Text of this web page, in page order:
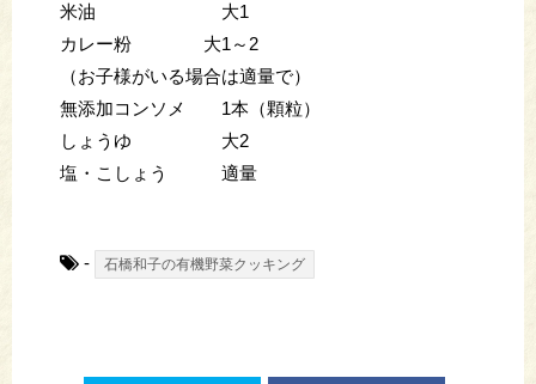
米油 大1
カレー粉 大1～2
（お子様がいる場合は適量で）
無添加コンソメ 1本（顆粒）
しょうゆ 大2
塩・こしょう 適量
- 石橋和子の有機野菜クッキング